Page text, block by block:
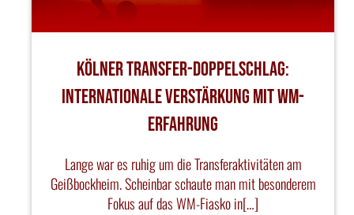
Kölner Transfer-Doppelschlag:
Internationale Verstärkung mit WM-
Erfahrung
Lange war es ruhig um die Transferaktivitäten am
Geißbockheim. Scheinbar schaute man mit besonderem
Fokus auf das WM-Fiasko in[…]